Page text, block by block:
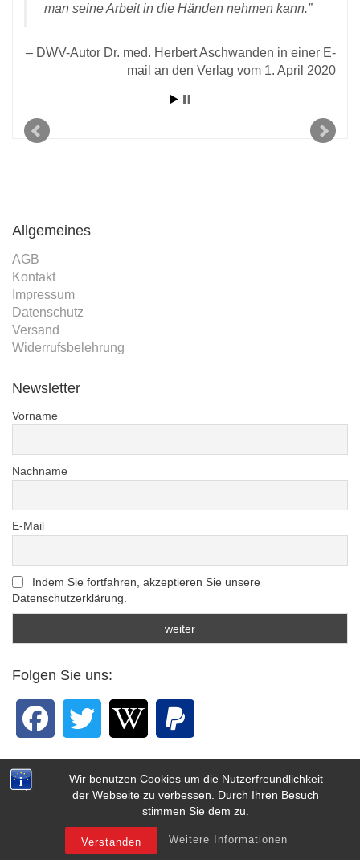
Wir benutzen Cookies um die Nutzerfreundlichkeit
der Webseite zu verbessen. Durch Ihren Besuch
stimmen Sie dem zu.
Verstanden Weitere Informationen
man seine Arbeit in die Händen nehmen kann.
DWV-Autor Dr. med. Herbert Aschwanden in einer E-
mail an den Verlag vom 1. April 2020
Allgemeines
AGB
Kontakt
Impressum
Datenschutz
Versand
Widerrufsbelehrung
Newsletter
Vorname
Nachname
E-Mail
Indem Sie fortfahren, akzeptieren Sie unsere
Datenschutzerklärung.
Folgen Sie uns: